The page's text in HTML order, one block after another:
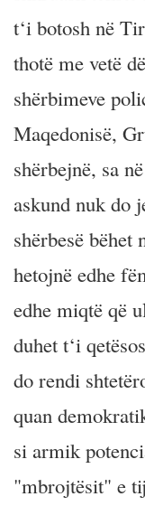
t‘i botosh në
thotë me vetë
shërbimeve
Maqedonisë,
shërbejnë, sa
askund nuk do
shërbesë bëhet
hetojnë edhe
edhe miqtë që
duhet t‘i
do rendi
quan
si armik
"mbrojtësit" e